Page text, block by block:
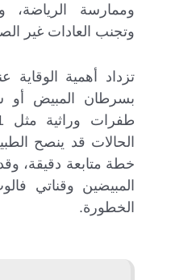
وممارسة الرياضة،
وتجنب العادات غير
تزداد أهمية الوقاية
بسرطان المبيض أو
الحالات قد ينصح
خطة متابعة دقيقة،
المبيضين وقناتي
الخطورة.